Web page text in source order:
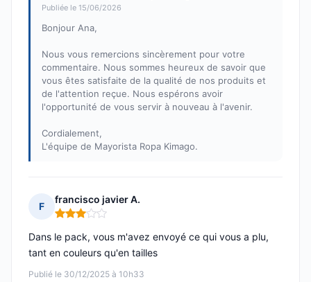
Publiée le 15/06/2026
Bonjour Ana,
Nous vous remercions sincèrement pour votre
commentaire. Nous sommes heureux de savoir que
vous êtes satisfaite de la qualité de nos produits et
de l'attention reçue. Nous espérons avoir
l'opportunité de vous servir à nouveau à l'avenir.
Cordialement,
L'équipe de Mayorista Ropa Kimago.
F
francisco javier A.
Note : 3 sur 5
Publié le 30/12/2025 à 10h33
Dans le pack, vous m'avez envoyé ce qui vous a plu,
tant en couleurs qu'en tailles